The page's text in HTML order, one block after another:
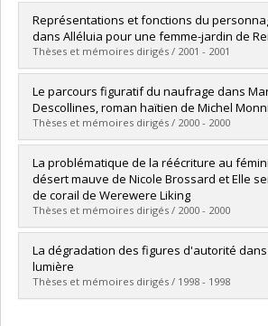
Diplômé(e) :Bisson, Louis
Cycle :Maîtrise
Diplôme obtenu :M.A.
Lien vers le document dans Papyrus
Représentations et fonctions du
dans Alléluia pour une femme-jardin de
Thèses et mémoires dirigés / 2001 - 2001
Diplômé(e) :Ste-Marie, Isabelle
Cycle :Maîtrise
Diplôme obtenu :M.A.
Lien vers le document dans Papyrus
Le parcours figuratif du naufrage dans
Descollines, roman haïtien de Michel
Thèses et mémoires dirigés / 2000 - 2000
Diplômé(e) :Caye, Sylvie
Cycle :Maîtrise
Diplôme obtenu :M. Sc.
Lien vers le document dans Papyrus
La problématique de la réécriture au
désert mauve de Nicole Brossard et Elle
de corail de Werewere Liking
Thèses et mémoires dirigés / 2000 - 2000
Diplômé(e) :El Nossery, Nevine
Cycle :Doctorat
Diplôme obtenu :Ph. D.
Lien vers le document dans Papyrus
La dégradation des figures d'autorité dans
lumière
Thèses et mémoires dirigés / 1998 - 1998